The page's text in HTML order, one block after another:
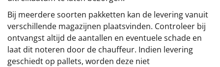
Bij meerdere soorten pakketten kan de levering vanuit
verschillende magazijnen plaatsvinden. Controleer bij
ontvangst altijd de aantallen en eventuele schade en
laat dit noteren door de chauffeur. Indien levering
geschiedt op pallets, worden deze niet